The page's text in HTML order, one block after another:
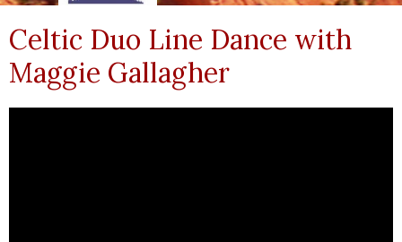
Celtic Duo Line Dance with
Maggie Gallagher